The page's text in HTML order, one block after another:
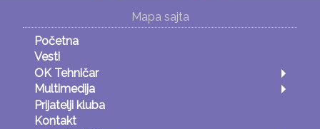
Mapa sajta
Početna
Vesti
OK Tehničar
Multimedija
Prijatelji kluba
Kontakt